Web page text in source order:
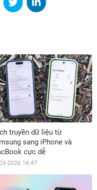
truyền dữ liệu từ
sang iPhone và
cực dễ
2026 16:47